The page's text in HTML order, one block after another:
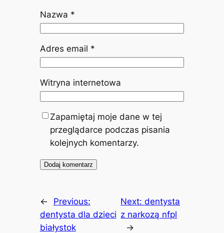
Nazwa *
Adres email *
Witryna internetowa
Zapamiętaj moje dane w tej
przeglądarce podczas pisania
kolejnych komentarzy.
←
Previous:
dentysta dla dzieci
białystok
Next:dentysta
z narkozą nfpl
→